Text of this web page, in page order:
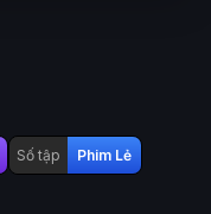
Số tập Phim Lẻ